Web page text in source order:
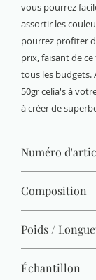
vous pourrez
assortir les
pourrez profiter
prix, faisant de
tous les budgets.
50gr celia's à
à créer de
Numéro
Composition
Poids /
Échantillon